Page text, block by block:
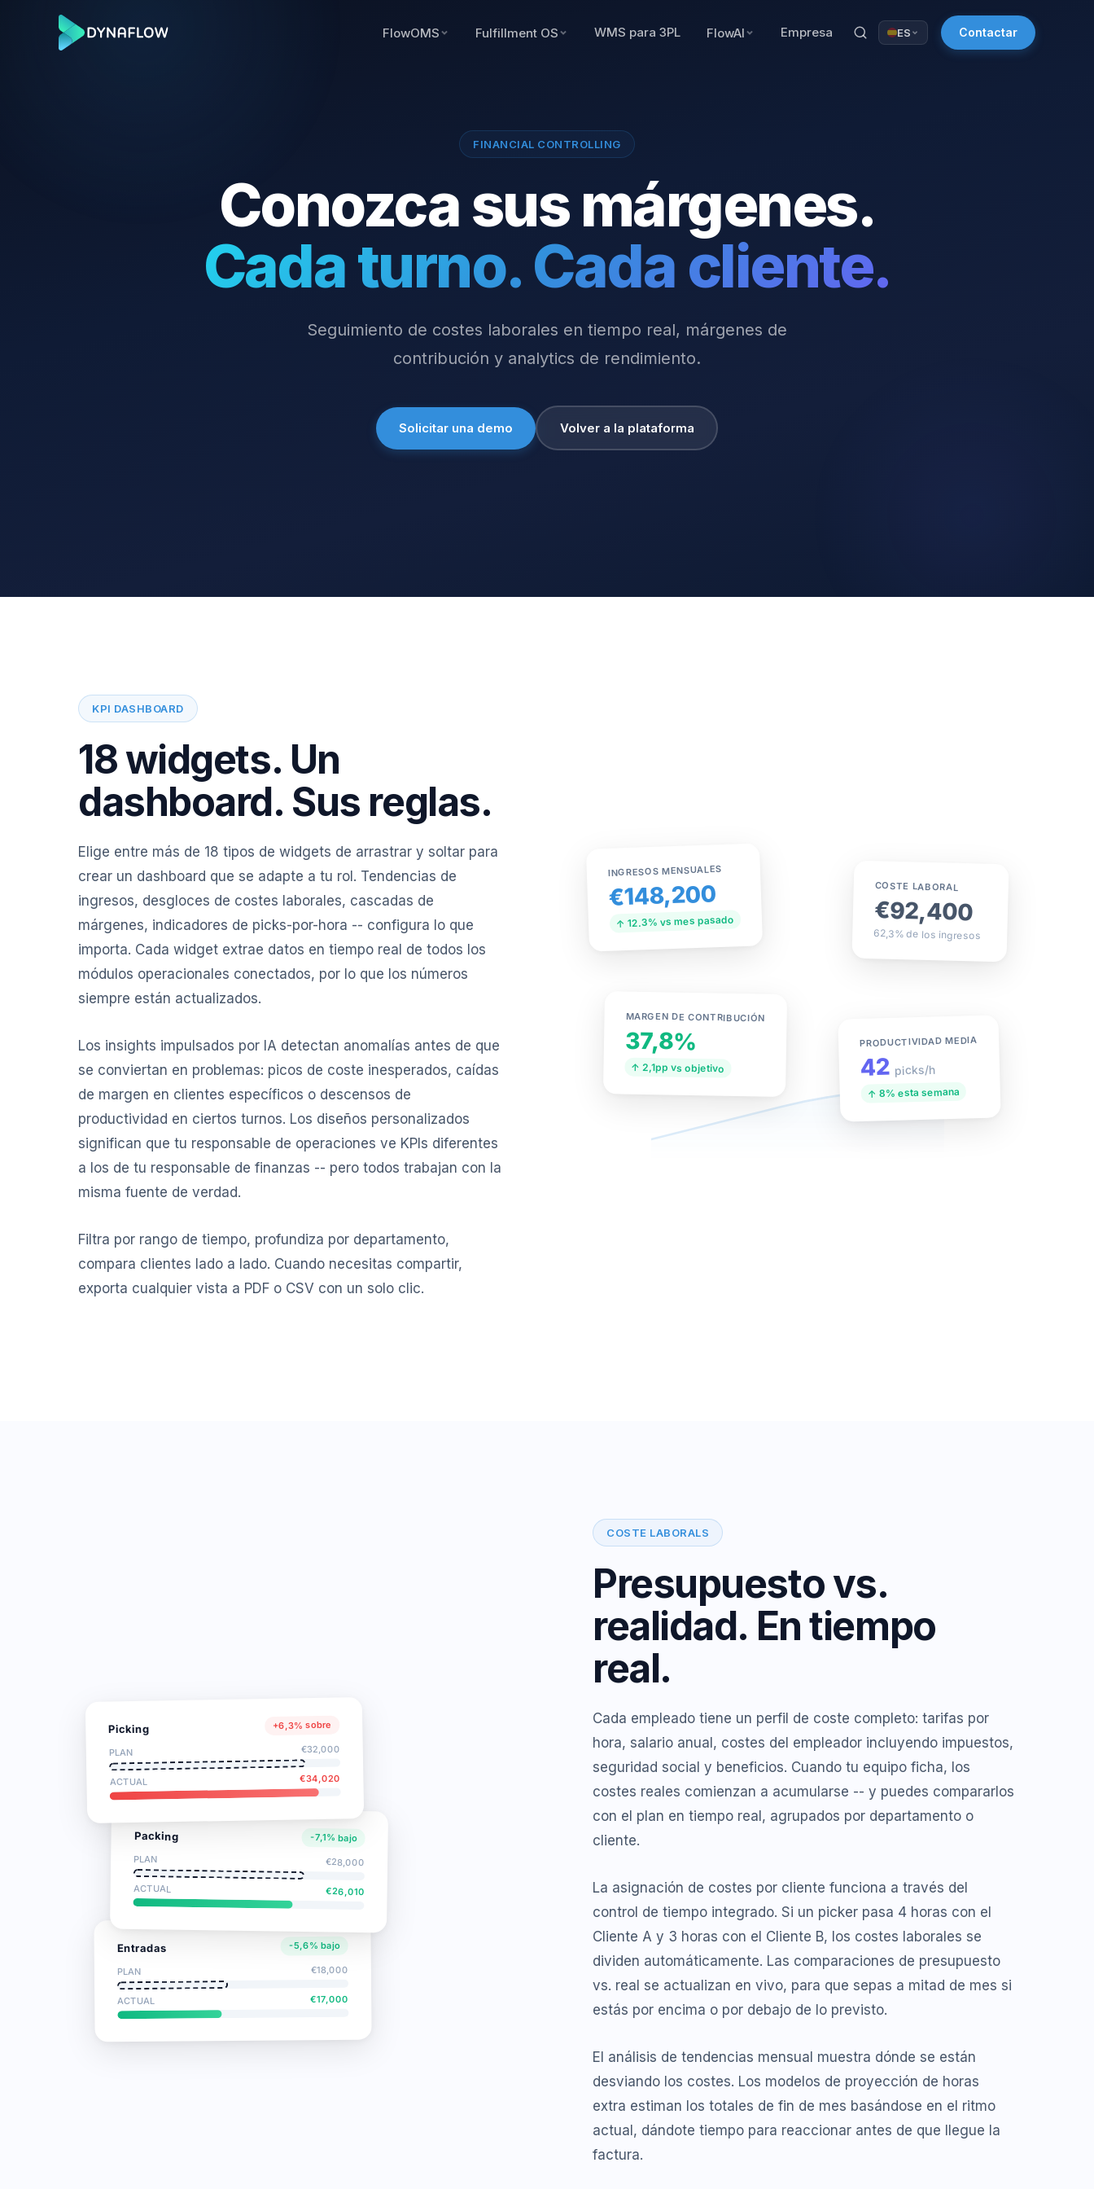
FlowOMS Fulfillment OS WMS para 3PL FlowAI Empresa ES Contactar
FINANCIAL CONTROLLING
Conozca sus márgenes.
Cada turno. Cada cliente.
Seguimiento de costes laborales en tiempo real, márgenes de
contribución y analytics de rendimiento.
Solicitar una demo Volver a la plataforma
KPI DASHBOARD
18 widgets. Un
dashboard. Sus reglas.
Elige entre más de 18 tipos de widgets de arrastrar y soltar para
crear un dashboard que se adapte a tu rol. Tendencias de
ingresos, desgloces de costes laborales, cascadas de
márgenes, indicadores de picks-por-hora -- configura lo que
importa. Cada widget extrae datos en tiempo real de todos los
módulos operacionales conectados, por lo que los números
siempre están actualizados.
Los insights impulsados por IA detectan anomalías antes de que
se conviertan en problemas: picos de coste inesperados, caídas
de margen en clientes específicos o descensos de
productividad en ciertos turnos. Los diseños personalizados
significan que tu responsable de operaciones ve KPIs diferentes
a los de tu responsable de finanzas -- pero todos trabajan con la
misma fuente de verdad.
Filtra por rango de tiempo, profundiza por departamento,
compara clientes lado a lado. Cuando necesitas compartir,
exporta cualquier vista a PDF o CSV con un solo clic.
INGRESOS MENSUALES
€148,200
↑ 12.3% vs mes pasado
COSTE LABORAL
€92,400
62,3% de los ingresos
MARGEN DE CONTRIBUCIÓN
37,8%
↑ 2,1pp vs objetivo
PRODUCTIVIDAD MEDIA
42 picks/h
↑ 8% esta semana
COSTE LABORALS
Presupuesto vs.
realidad. En tiempo
real.
Cada empleado tiene un perfil de coste completo: tarifas por
hora, salario anual, costes del empleador incluyendo impuestos,
seguridad social y beneficios. Cuando tu equipo ficha, los
costes reales comienzan a acumularse -- y puedes compararlos
con el plan en tiempo real, agrupados por departamento o
cliente.
La asignación de costes por cliente funciona a través del
control de tiempo integrado. Si un picker pasa 4 horas con el
Cliente A y 3 horas con el Cliente B, los costes laborales se
dividen automáticamente. Las comparaciones de presupuesto
vs. real se actualizan en vivo, para que sepas a mitad de mes si
estás por encima o por debajo de lo previsto.
El análisis de tendencias mensual muestra dónde se están
desviando los costes. Los modelos de proyección de horas
extra estiman los totales de fin de mes basándose en el ritmo
actual, dándote tiempo para reaccionar antes de que llegue la
factura.
Picking +6,3% sobre
PLAN €32,000
ACTUAL €34,020
Packing -7,1% bajo
PLAN €28,000
ACTUAL €26,010
Entradas -5,6% bajo
PLAN €18,000
ACTUAL €17,000